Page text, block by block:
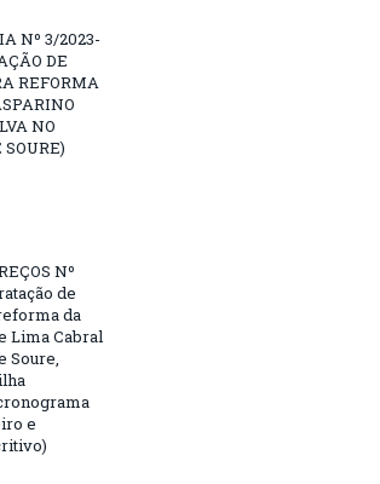
Nº 3/2023-
DE
REFORMA
NO
Nº
de
da
Lima Cabral
Soure,
e